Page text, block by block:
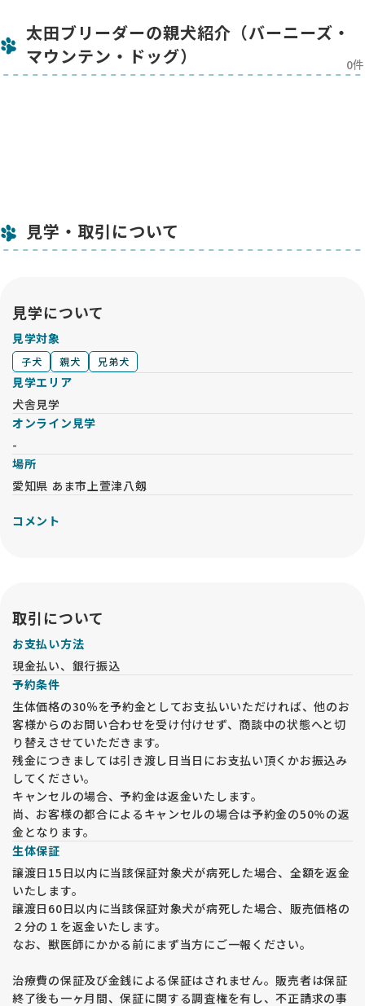
飼い主様へ
私たちは「バーニーズを譲渡したら終わり」とは考えていませ
ん。むしろ、ここからが本当のお付き合いのはじまりです。
ます。
困ったことがあれば、いつでもご連絡ください。私たちは、オ
“より多くの人が、バーニーズともっと長く一緒に過ごせるよ
うに”——その願いを胸に、これからも健康で幸せな命を、ひ
とつひとつ丁寧につないでまいります。
太田ブリーダーの親犬紹介（バーニーズ・
マウンテン・ドッグ）
0件
見学・取引について
見学について
見学対象
子犬 親犬 兄弟犬
見学エリア
犬舎見学
オンライン見学
-
場所
愛知県 あま市上萱津八剱
コメント
取引について
お支払い方法
現金払い、銀行振込
予約条件
生体価格の30％を予約金としてお支払いいただければ、他のお
客様からのお問い合わせを受け付けせず、商談中の状態へと切
り替えさせていただきます。
残金につきましては引き渡し日当日にお支払い頂くかお振込み
してください。
キャンセルの場合、予約金は返金いたします。
尚、お客様の都合によるキャンセルの場合は予約金の50%の返
金となります。
生体保証
譲渡日15日以内に当該保証対象犬が病死した場合、全額を返金
いたします。
譲渡日60日以内に当該保証対象犬が病死した場合、販売価格の
２分の１を返金いたします。
なお、獣医師にかかる前にまず当方にご一報ください。
治療費の保証及び金銭による保証はされません。販売者は保証
終了後も一ヶ月間、保証に関する調査権を有し、不正請求の事